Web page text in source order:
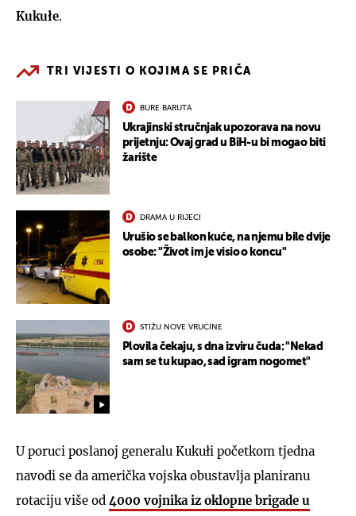
Kukułe.
TRI VIJESTI O KOJIMA SE PRIČA
BURE BARUTA
Ukrajinski stručnjak upozorava na novu
prijetnju: Ovaj grad u BiH-u bi mogao biti
žarište
DRAMA U RIJECI
Urušio se balkon kuće, na njemu bile dvije
osobe: "Život im je visio o koncu"
STIŽU NOVE VRUĆINE
Plovila čekaju, s dna izviru čuda: "Nekad
sam se tu kupao, sad igram nogomet"
U poruci poslanoj generalu Kukułi početkom tjedna
navodi se da američka vojska obustavlja planiranu
rotaciju više od 4000 vojnika iz oklopne brigade u